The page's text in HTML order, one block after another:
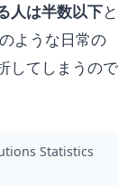
人は半数以下と
ような日常の
してしまうので
Statistics